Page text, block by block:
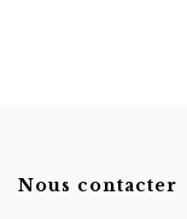
Nous contacter